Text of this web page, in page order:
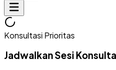
Konsultasi Prioritas
Jadwalkan Sesi